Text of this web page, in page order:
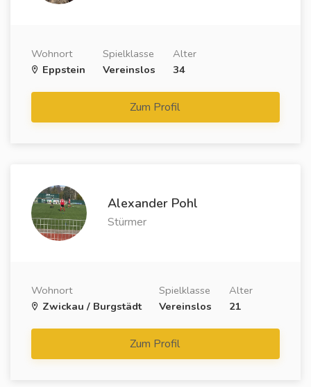
Wohnort
Eppstein
Spielklasse
Vereinslos
Alter
34
Zum Profil
Alexander Pohl
Stürmer
Wohnort
Zwickau / Burgstädt
Spielklasse
Vereinslos
Alter
21
Zum Profil